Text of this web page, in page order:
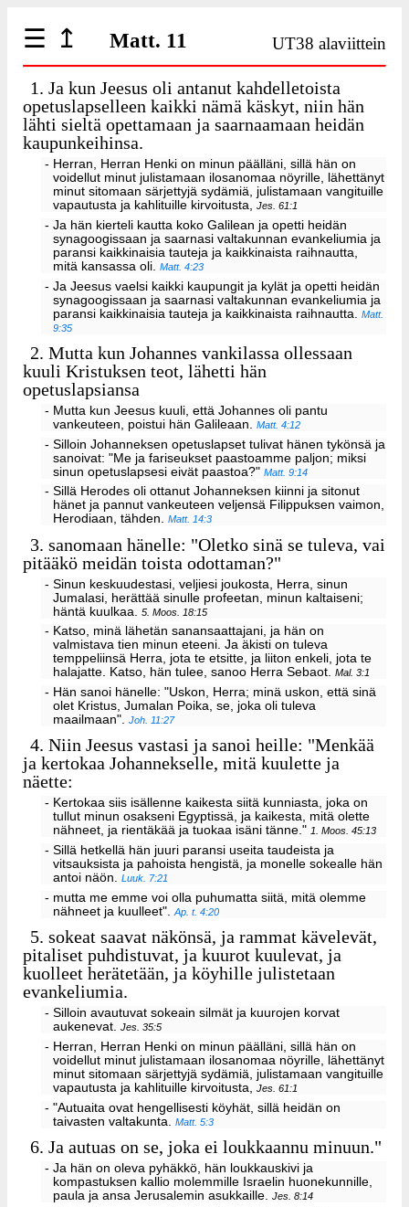
☰ ↥ Matt. 11 UT38 alaviittein
1. Ja kun Jeesus oli antanut kahdelletoista
opetuslapselleen kaikki nämä käskyt, niin hän
lähti sieltä opettamaan ja saarnaamaan heidän
kaupunkeihinsa.
- Herran, Herran Henki on minun päälläni, sillä hän on
voidellut minut julistamaan ilosanomaa nöyrille, lähettänyt
minut sitomaan särjettyjä sydämiä, julistamaan vangituille
vapautusta ja kahlituille kirvoitusta,Jes. 61:1
- Ja hän kierteli kautta koko Galilean ja opetti heidän
synagoogissaan ja saarnasi valtakunnan evankeliumia ja
paransi kaikkinaisia tauteja ja kaikkinaista raihnautta,
mitä kansassa oli.Matt. 4:23
- Ja Jeesus vaelsi kaikki kaupungit ja kylät ja opetti heidän
synagoogissaan ja saarnasi valtakunnan evankeliumia ja
paransi kaikkinaisia tauteja ja kaikkinaista raihnautta.Matt.
9:35
2. Mutta kun Johannes vankilassa ollessaan
kuuli Kristuksen teot, lähetti hän
opetuslapsiansa
- Mutta kun Jeesus kuuli, että Johannes oli pantu
vankeuteen, poistui hän Galileaan.Matt. 4:12
- Silloin Johanneksen opetuslapset tulivat hänen tykönsä ja
sanoivat: "Me ja fariseukset paastoamme paljon; miksi
sinun opetuslapsesi eivät paastoa?"Matt. 9:14
- Sillä Herodes oli ottanut Johanneksen kiinni ja sitonut
hänet ja pannut vankeuteen veljensä Filippuksen vaimon,
Herodiaan, tähden.Matt. 14:3
3. sanomaan hänelle: "Oletko sinä se tuleva, vai
pitääkö meidän toista odottaman?"
- Sinun keskuudestasi, veljiesi joukosta, Herra, sinun
Jumalasi, herättää sinulle profeetan, minun kaltaiseni;
häntä kuulkaa.5. Moos. 18:15
- Katso, minä lähetän sanansaattajani, ja hän on
valmistava tien minun eteeni. Ja äkisti on tuleva
temppeliinsä Herra, jota te etsitte, ja liiton enkeli, jota te
halajatte. Katso, hän tulee, sanoo Herra Sebaot.Mal. 3:1
- Hän sanoi hänelle: "Uskon, Herra; minä uskon, että sinä
olet Kristus, Jumalan Poika, se, joka oli tuleva
maailmaan".Joh. 11:27
4. Niin Jeesus vastasi ja sanoi heille: "Menkää
ja kertokaa Johannekselle, mitä kuulette ja
näette:
- Kertokaa siis isällenne kaikesta siitä kunniasta, joka on
tullut minun osakseni Egyptissä, ja kaikesta, mitä olette
nähneet, ja rientäkää ja tuokaa isäni tänne."1. Moos. 45:13
- Sillä hetkellä hän juuri paransi useita taudeista ja
vitsauksista ja pahoista hengistä, ja monelle sokealle hän
antoi näön.Luuk. 7:21
- mutta me emme voi olla puhumatta siitä, mitä olemme
nähneet ja kuulleet".Ap. t. 4:20
5. sokeat saavat näkönsä, ja rammat kävelevät,
pitaliset puhdistuvat, ja kuurot kuulevat, ja
kuolleet herätetään, ja köyhille julistetaan
evankeliumia.
- Silloin avautuvat sokeain silmät ja kuurojen korvat
aukenevat.Jes. 35:5
- Herran, Herran Henki on minun päälläni, sillä hän on
voidellut minut julistamaan ilosanomaa nöyrille, lähettänyt
minut sitomaan särjettyjä sydämiä, julistamaan vangituille
vapautusta ja kahlituille kirvoitusta,Jes. 61:1
- "Autuaita ovat hengellisesti köyhät, sillä heidän on
taivasten valtakunta.Matt. 5:3
6. Ja autuas on se, joka ei loukkaannu minuun."
- Ja hän on oleva pyhäkkö, hän loukkauskivi ja
kompastuksen kallio molemmille Israelin huonekunnille,
paula ja ansa Jerusalemin asukkaille.Jes. 8:14